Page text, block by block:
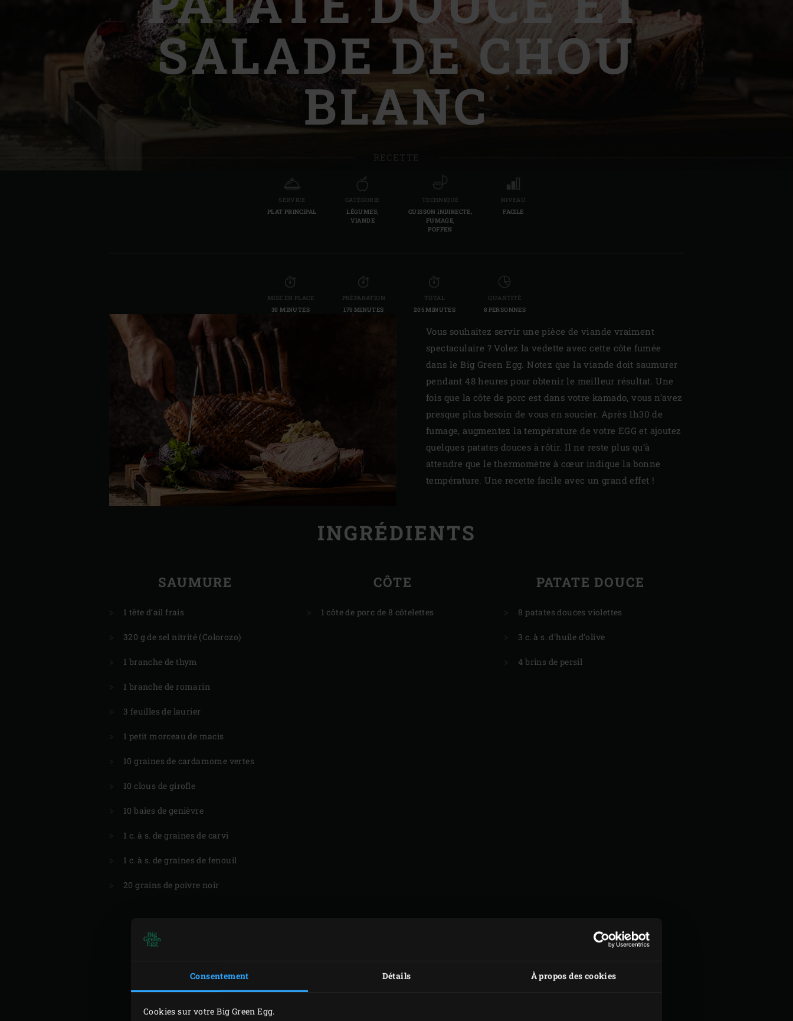
Consentement Détails À propos des cookies
Cookies sur votre Big Green Egg.
Denmark | Danmark
Estonia | Eesti
Finland | Suomi
Germany | Deutschland
Slovenia | Slovenija
Spain | España
Sweden | Sverige
Switzerland (French) | Schweiz (Français)
Switzerland | Schweiz
SALADE DE CHOU
BLANC
RECETTE
SERVICE
PLAT PRINCIPAL
CATÉGORIE
LÉGUMES,
VIANDE
TECHNIQUE
CUISSON INDIRECTE,
FUMAGE,
POFFEN
NIVEAU
FACILE
MISE EN PLACE
30 MINUTES
PRÉPARATION
175 MINUTES
TOTAL
205 MINUTES
QUANTITÉ
8 PERSONNES
Vous souhaitez servir une pièce de viande vraiment
spectaculaire ? Volez la vedette avec cette côte fumée
dans le Big Green Egg. Notez que la viande doit saumurer
pendant 48 heures pour obtenir le meilleur résultat. Une
fois que la côte de porc est dans votre kamado, vous n’avez
presque plus besoin de vous en soucier. Après 1h30 de
fumage, augmentez la température de votre EGG et ajoutez
quelques patates douces à rôtir. Il ne reste plus qu’à
attendre que le thermomètre à cœur indique la bonne
température. Une recette facile avec un grand effet !
INGRÉDIENTS
SAUMURE
1 tête d’ail frais
320 g de sel nitrité (Colorozo)
1 branche de thym
1 branche de romarin
3 feuilles de laurier
1 petit morceau de macis
10 graines de cardamome vertes
10 clous de girofle
10 baies de genièvre
1 c. à s. de graines de carvi
1 c. à s. de graines de fenouil
20 grains de poivre noir
CÔTE
1 côte de porc de 8 côtelettes
PATATE DOUCE
8 patates douces violettes
3 c. à s. d’huile d’olive
4 brins de persil